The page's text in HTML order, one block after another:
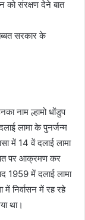
को संरक्षण देने बात
सरकार के
नाम ल्हामो धोंडुप
लामा के पुनर्जन्म
में 14 वें दलाई लामा
पर आक्रमण कर
1959 में दलाई लामा
निर्वासन में रह रहे
था।